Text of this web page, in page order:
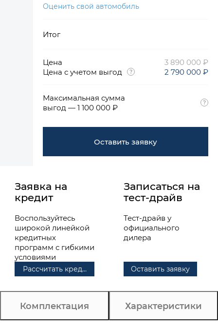
Оценить свой автомобиль
Итог
Цена
3 890 000 ₽
Цена с учетом выгод
2 790 000 ₽
Максимальная сумма
выгод — 1 100 000 ₽
Оставить заявку
Заявка на
кредит
Воспользуйтесь
широкой линейкой
кредитных
программ с гибкими
условиями
Рассчитать кредит
Записаться на
тест-драйв
Тест-драйв у
официального
дилера
Оставить заявку
Комплектация Характеристики